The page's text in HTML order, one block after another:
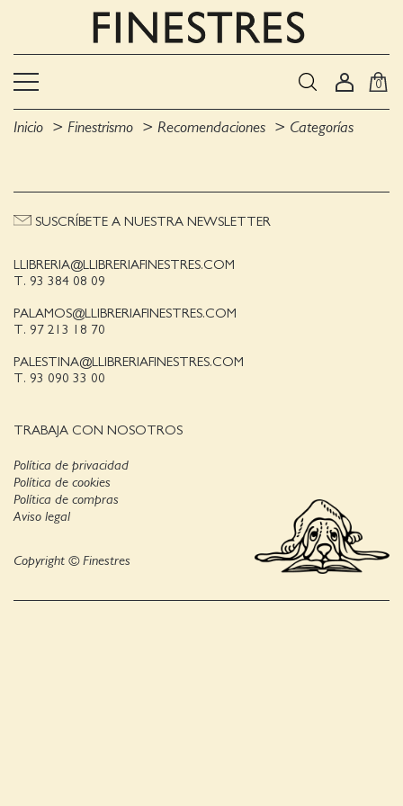
0
Inicio Finestrismo Recomendaciones Categorías
LLIBRERIA@LLIBRERIAFINESTRES.COM
T. 93 384 08 09
PALAMOS@LLIBRERIAFINESTRES.COM
T. 97 213 18 70
PALESTINA@LLIBRERIAFINESTRES.COM
T. 93 090 33 00
TRABAJA CON NOSOTROS
SUSCRÍBETE A NUESTRA NEWSLETTER
Política de privacidad
Política de cookies
Aviso legal
Política de compras
Copyright © Finestres